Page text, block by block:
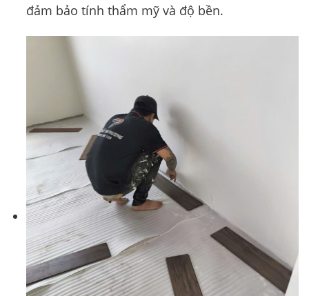
đảm bảo tính thẩm mỹ và độ bền.